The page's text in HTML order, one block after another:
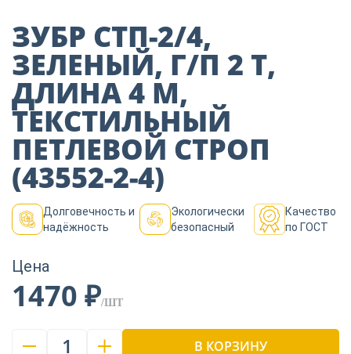
Декор
Изоляция
Инструменты
ЗУБР СТП-2/4,
ЗЕЛЕНЫЙ, Г/П 2 Т,
ДЛИНА 4 М,
ТЕКСТИЛЬНЫЙ
ПЕТЛЕВОЙ СТРОП
(43552-2-4)
Долговечность и
надёжность
Экологически
безопасный
Качество
по ГОСТ
Цена
1470 ₽/ШТ
1 В КОРЗИНУ